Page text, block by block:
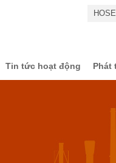
Tin tức hoạt động Phát